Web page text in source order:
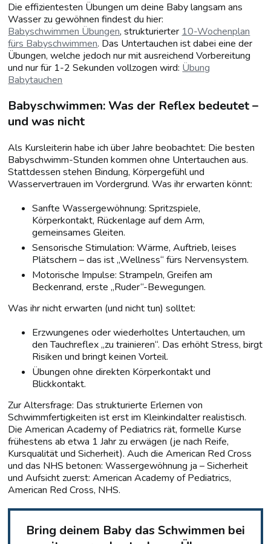
Die effizientesten Übungen um deine Baby langsam ans
Wasser zu gewöhnen findest du hier:
Babyschwimmen Übungen, strukturierter 10-Wochenplan
fürs Babyschwimmen. Das Untertauchen ist dabei eine der
Übungen, welche jedoch nur mit ausreichend Vorbereitung
und nur für 1-2 Sekunden vollzogen wird: Übung
Babytauchen
Babyschwimmen: Was der Reflex bedeutet –
und was nicht
Als Kursleiterin habe ich über Jahre beobachtet: Die besten
Babyschwimm-Stunden kommen ohne Untertauchen aus.
Stattdessen stehen Bindung, Körpergefühl und
Wasservertrauen im Vordergrund. Was ihr erwarten könnt:
Sanfte Wassergewöhnung: Spritzspiele,
Körperkontakt, Rückenlage auf dem Arm,
gemeinsames Gleiten.
Sensorische Stimulation: Wärme, Auftrieb, leises
Plätschern – das ist „Wellness“ fürs Nervensystem.
Motorische Impulse: Strampeln, Greifen am
Beckenrand, erste „Ruder“-Bewegungen.
Was ihr nicht erwarten (und nicht tun) solltet:
Erzwungenes oder wiederholtes Untertauchen, um
den Tauchreflex „zu trainieren“. Das erhöht Stress, birgt
Risiken und bringt keinen Vorteil.
Übungen ohne direkten Körperkontakt und
Blickkontakt.
Zur Altersfrage: Das strukturierte Erlernen von
Schwimmfertigkeiten ist erst im Kleinkindalter realistisch.
Die American Academy of Pediatrics rät, formelle Kurse
frühestens ab etwa 1 Jahr zu erwägen (je nach Reife,
Kursqualität und Sicherheit). Auch die American Red Cross
und das NHS betonen: Wassergewöhnung ja – Sicherheit
und Aufsicht zuerst: American Academy of Pediatrics,
American Red Cross, NHS.
Bring deinem Baby das Schwimmen bei